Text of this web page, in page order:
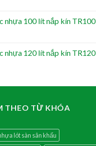
nhựa 100 lít nắp kín TR100
nhựa 120 lít nắp kín TR120
THEO TỪ KHÓA
lót sàn sân khấu